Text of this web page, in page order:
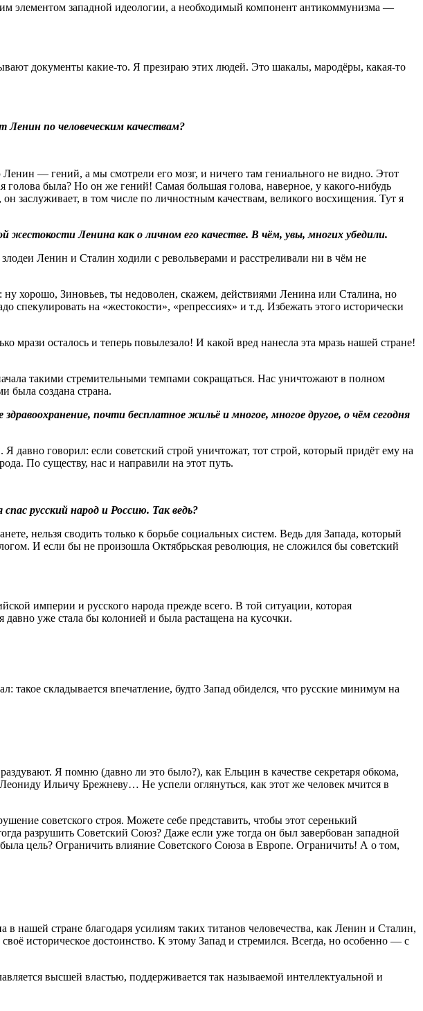
элементом западной идеологии, а необходимый компонент антикоммунизма —
документы какие-то. Я презираю этих людей. Это шакалы, мародёры, какая-то
по человеческим качествам?
Ленин — гений, а мы смотрели его мозг, и ничего там гениального не видно. Этот
была? Но он же гений! Самая большая голова, наверное, у какого-нибудь
заслуживает, в том числе по личностным качествам, великого восхищения. Тут я
Ленина как о личном его качестве. В чём, увы, многих убедили.
Ленин и Сталин ходили с револьверами и расстреливали ни в чём не
хорошо, Зиновьев, ты недоволен, скажем, действиями Ленина или Сталина, но
на «жестокости», «репрессиях» и т.д. Избежать этого исторически
мрази осталось и теперь повылезало! И какой вред нанесла эта мразь нашей стране!
такими стремительными темпами сокращаться. Нас уничтожают в полном
была создана страна.
почти бесплатное жильё и многое, многое другое, о чём сегодня
говорил: если советский строй уничтожат, тот строй, который придёт ему на
По существу, нас и направили на этот путь.
русский народ и Россию. Так ведь?
нельзя сводить только к борьбе социальных систем. Ведь для Запада, который
И если бы не произошла Октябрьская революция, не сложился бы советский
империи и русского народа прежде всего. В той ситуации, которая
уже стала бы колонией и была растащена на кусочки.
складывается впечатление, будто Запад обиделся, что русские минимум на
Я помню (давно ли это было?), как Ельцин в качестве секретаря обкома,
Ильичу Брежневу… Не успели оглянуться, как этот же человек мчится в
советского строя. Можете себе представить, чтобы этот серенький
разрушить Советский Союз? Даже если уже тогда он был завербован западной
цель? Ограничить влияние Советского Союза в Европе. Ограничить! А о том,
нашей стране благодаря усилиям таких титанов человечества, как Ленин и Сталин,
историческое достоинство. К этому Запад и стремился. Всегда, но особенно — с
высшей властью, поддерживается так называемой интеллектуальной и